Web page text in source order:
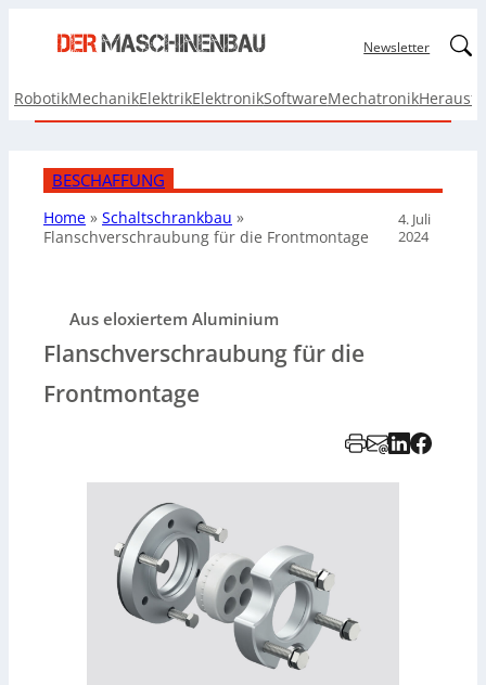
Newsletter
RobotikMechanikElektrikElektronikSoftwareMechatronik
BESCHAFFUNG
Home » Schaltschrankbau »
Flanschverschraubung für die Frontmontage
4. Juli
2024
Aus eloxiertem Aluminium
Flanschverschraubung für die
Frontmontage